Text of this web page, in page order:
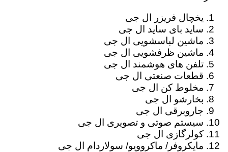
یخچال فریزر ال جی
ساید بای ساید ال جی
ماشین لباسشویی ال جی
ماشین ظرفشویی ال جی
تلفن های هوشمند ال جی
قطعات صنعتی ال جی
مخلوط کن ال جی
بخارشو ال جی
جاروبرقی ال جی
سیستم صوتی و تصویری ال جی
کولرگازی ال جی
مایکروفر/ ماکروویو/ سولاردام ال جی